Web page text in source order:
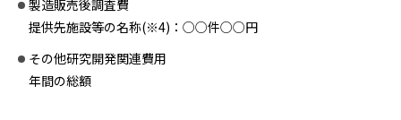
製造販売後調査費
提供先施設等の名称(※4)：○○件○○円
その他研究開発関連費用
年間の総額